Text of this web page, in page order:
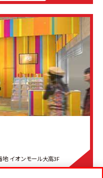
イオンモール大高3F